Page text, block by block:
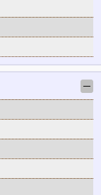
─